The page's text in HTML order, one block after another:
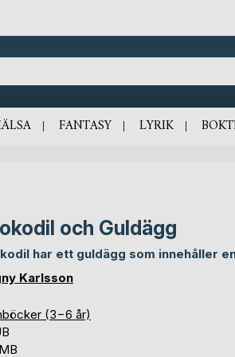
FANTASY LYRIK
och Guldägg
har ett guldägg som innehåller
Karlsson
(3−6 år)